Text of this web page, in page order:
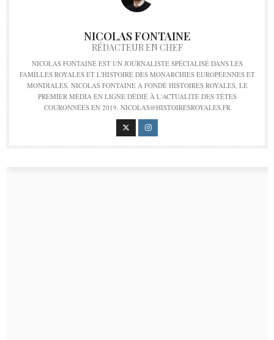
NICOLAS FONTAINE
RÉDACTEUR EN CHEF
NICOLAS FONTAINE EST UN JOURNALISTE SPÉCIALISÉ DANS LES
FAMILLES ROYALES ET L'HISTOIRE DES MONARCHIES EUROPÉENNES ET
MONDIALES. NICOLAS FONTAINE A FONDÉ HISTOIRES ROYALES, LE
PREMIER MÉDIA EN LIGNE DÉDIÉ À L'ACTUALITÉ DES TÊTES
COURONNÉES EN 2019. NICOLAS@HISTOIRESROYALES.FR